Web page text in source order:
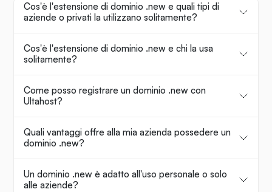
Cos'è l'estensione di dominio .new e quali tipi di
aziende o privati la utilizzano solitamente?
Cos'è l'estensione di dominio .new e chi la usa
solitamente?
Come posso registrare un dominio .new con
Ultahost?
Quali vantaggi offre alla mia azienda possedere un
dominio .new?
Un dominio .new è adatto all'uso personale o solo
alle aziende?